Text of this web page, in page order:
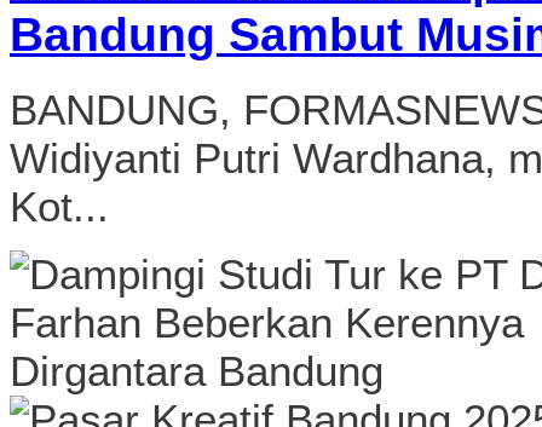
Bandung Sambut
BANDUNG,
Widiyanti Putri Wardhana,
Kot...